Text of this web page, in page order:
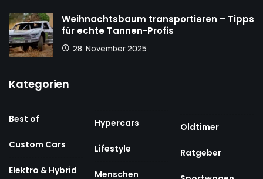
Weihnachtsbaum transportieren – Tipps
für echte Tannen-Profis
28. November 2025
Kategorien
Best of
Custom Cars
Elektro & Hybrid
Hypercars
Lifestyle
Menschen
Oldtimer
Ratgeber